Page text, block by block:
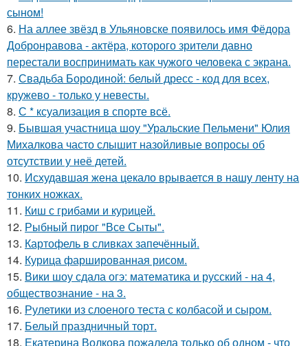
сыном!
6. На аллее звёзд в Ульяновске появилось имя Фёдора
Добронравова - актёра, которого зрители давно
перестали воспринимать как чужого человека с экрана.
7. Свадьба Бородиной: белый дресс - код для всех,
кружево - только у невесты.
8. С * ксуализация в спорте всё.
9. Бывшая участница шоу "Уральские Пельмени" Юлия
Михалкова часто слышит назойливые вопросы об
отсутствии у неё детей.
10. Исхудавшая жена цекало врывается в нашу ленту на
тонких ножках.
11. Киш с грибами и курицей.
12. Рыбный пирог "Все Сыты".
13. Картофель в сливках запечённый.
14. Курица фаршированная рисом.
15. Вики шоу сдала огэ: математика и русский - на 4,
обществознание - на 3.
16. Рулетики из слоеного теста с колбасой и сыром.
17. Белый праздничный торт.
18. Екатерина Волкова пожалела только об одном - что